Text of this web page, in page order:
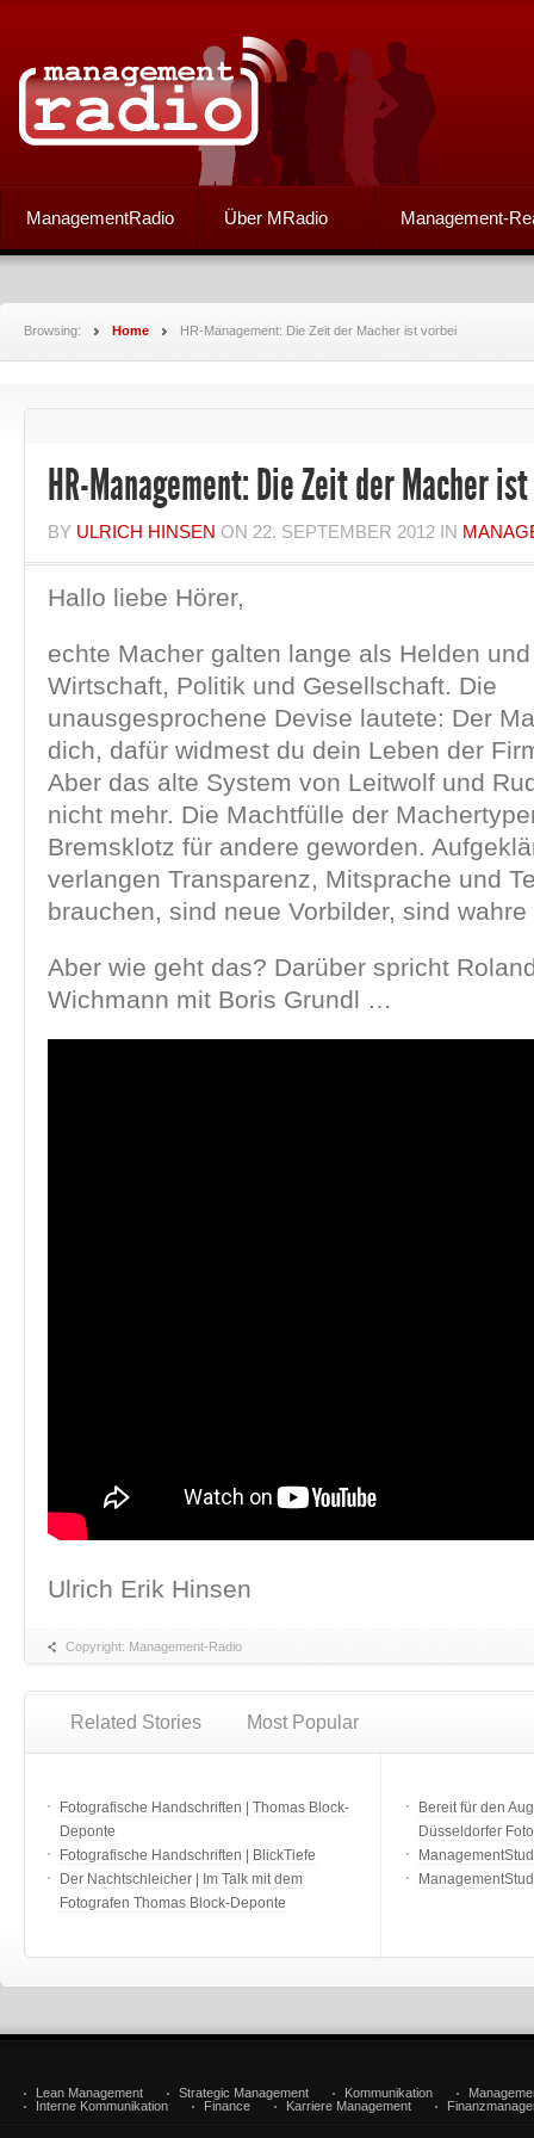
ManagementRadio Über MRadio Management-
Browsing: Home HR-Management: Die Zeit der Macher ist vorbei
HR-Management: Die Zeit der Macher
BY ULRICH HINSEN ON 22. SEPTEMBER 2012 IN
Hallo liebe Hörer,
echte Macher galten lange als Helden
Wirtschaft, Politik und Gesellschaft. Die
unausgesprochene Devise lautete: Der
dich, dafür widmest du dein Leben der
Aber das alte System von Leitwolf und
nicht mehr. Die Machtfülle der
Bremsklotz für andere geworden.
verlangen Transparenz, Mitsprache und
brauchen, sind neue Vorbilder, sind
Aber wie geht das? Darüber spricht
Wichmann mit Boris Grundl …
Ulrich Erik Hinsen
Copyright: Management-Radio
Related Stories Most Popular
Fotografische Handschriften | Thomas Block-
Deponte
Fotografische Handschriften | BlickTiefe
Der Nachtschleicher | Im Talk mit dem
Fotografen Thomas Block-Deponte
Bereit für den
Düsseldorfer
Lean Management Strategic Management Kommunikation
Interne Kommunikation
Finance Karriere Management